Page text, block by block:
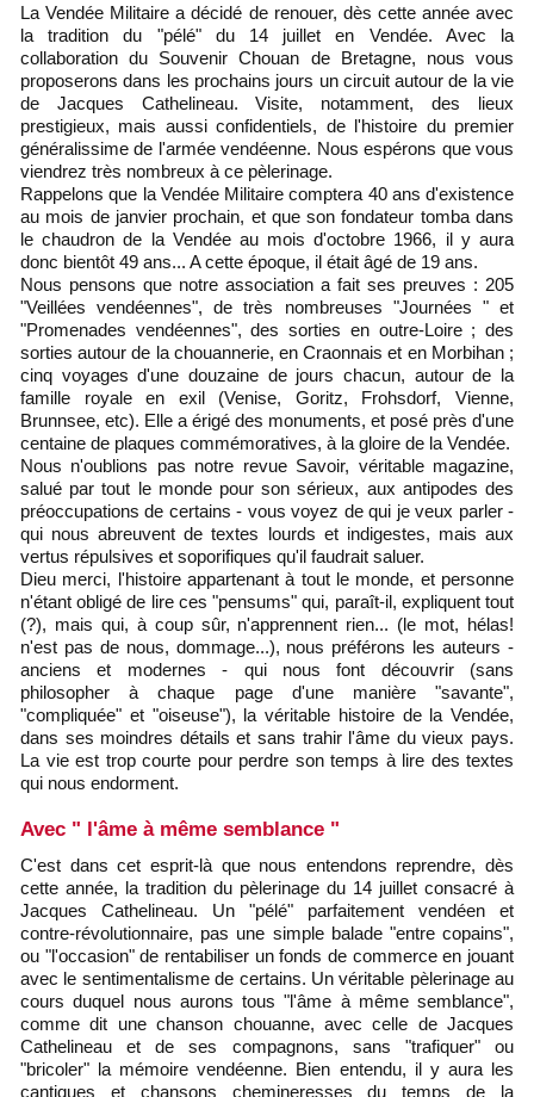
La Vendée Militaire a décidé de renouer, dès cette année avec
la tradition du "pélé" du 14 juillet en Vendée. Avec la
collaboration du Souvenir Chouan de Bretagne, nous vous
proposerons dans les prochains jours un circuit autour de la vie
de Jacques Cathelineau. Visite, notamment, des lieux
prestigieux, mais aussi confidentiels, de l'histoire du premier
généralissime de l'armée vendéenne. Nous espérons que vous
viendrez très nombreux à ce pèlerinage.
Rappelons que la Vendée Militaire comptera 40 ans d'existence
au mois de janvier prochain, et que son fondateur tomba dans
le chaudron de la Vendée au mois d'octobre 1966, il y aura
donc bientôt 49 ans... A cette époque, il était âgé de 19 ans.
Nous pensons que notre association a fait ses preuves : 205
"Veillées vendéennes", de très nombreuses "Journées " et
"Promenades vendéennes", des sorties en outre-Loire ; des
sorties autour de la chouannerie, en Craonnais et en Morbihan ;
cinq voyages d'une douzaine de jours chacun, autour de la
famille royale en exil (Venise, Goritz, Frohsdorf, Vienne,
Brunnsee, etc). Elle a érigé des monuments, et posé près d'une
centaine de plaques commémoratives, à la gloire de la Vendée.
Nous n'oublions pas notre revue Savoir, véritable magazine,
salué par tout le monde pour son sérieux, aux antipodes des
préoccupations de certains - vous voyez de qui je veux parler -
qui nous abreuvent de textes lourds et indigestes, mais aux
vertus répulsives et soporifiques qu'il faudrait saluer.
Dieu merci, l'histoire appartenant à tout le monde, et personne
n'étant obligé de lire ces "pensums" qui, paraît-il, expliquent tout
(?), mais qui, à coup sûr, n'apprennent rien... (le mot, hélas!
n'est pas de nous, dommage...), nous préférons les auteurs -
anciens et modernes - qui nous font découvrir (sans
philosopher à chaque page d'une manière "savante",
"compliquée" et "oiseuse"), la véritable histoire de la Vendée,
dans ses moindres détails et sans trahir l'âme du vieux pays.
La vie est trop courte pour perdre son temps à lire des textes
qui nous endorment.
Avec " l'âme à même semblance "
C'est dans cet esprit-là que nous entendons reprendre, dès
cette année, la tradition du pèlerinage du 14 juillet consacré à
Jacques Cathelineau. Un "pélé" parfaitement vendéen et
contre-révolutionnaire, pas une simple balade "entre copains",
ou "l'occasion" de rentabiliser un fonds de commerce en jouant
avec le sentimentalisme de certains. Un véritable pèlerinage au
cours duquel nous aurons tous "l'âme à même semblance",
comme dit une chanson chouanne, avec celle de Jacques
Cathelineau et de ses compagnons, sans "trafiquer" ou
"bricoler" la mémoire vendéenne. Bien entendu, il y aura les
cantiques et chansons chemineresses du temps de la